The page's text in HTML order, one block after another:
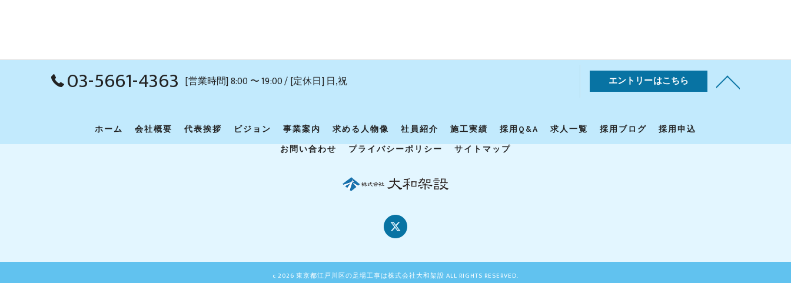
03-5661-4363 [営業時間] 8:00 〜 19:00 / [定休日] 日,祝 エントリーはこちら
ホーム 会社概要 代表挨拶 ビジョン 事業案内 求める人物像 社員紹介 施工実績 採用Q&A 求人一覧 採用ブログ
採用申込
お問い合わせ
プライバシーポリシー サイトマップ
c 2026 東京都江戸川区の足場工事は株式会社大和架設 ALL RIGHTS RESERVED.